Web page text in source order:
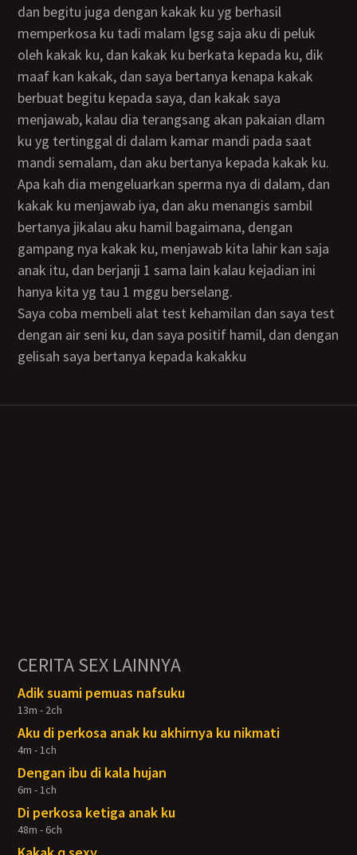
dan begitu juga dengan kakak ku yg berhasil
memperkosa ku tadi malam lgsg saja aku di peluk
oleh kakak ku, dan kakak ku berkata kepada ku, dik
maaf kan kakak, dan saya bertanya kenapa kakak
berbuat begitu kepada saya, dan kakak saya
menjawab, kalau dia terangsang akan pakaian dlam
ku yg tertinggal di dalam kamar mandi pada saat
mandi semalam, dan aku bertanya kepada kakak ku.
apa kah dia mengeluarkan sperma nya di dalam, dan
kakak ku menjawab iya, dan aku menangis sambil
bertanya jikalau aku hamil bagaimana, dengan
gampang nya kakak ku, menjawab kita lahir kan saja
anak itu, dan berjanji 1 sama lain kalau kejadian ini
hanya kita yg tau 1 mggu berselang.
saya coba membeli alat test kehamilan dan saya test
dengan air seni ku, dan saya positif hamil, dan dengan
gelisah saya bertanya kepada kakakku
CERITA SEX LAINNYA
Adik suami pemuas nafsuku
13m - 2ch
Aku di perkosa anak ku akhirnya ku nikmati
4m - 1ch
Dengan ibu di kala hujan
6m - 1ch
Di perkosa ketiga anak ku
48m - 6ch